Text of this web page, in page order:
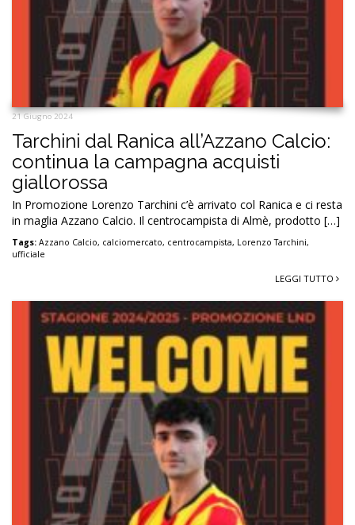
21 Giugno 2024
Tarchini dal Ranica all’Azzano Calcio:
continua la campagna acquisti
giallorossa
In Promozione Lorenzo Tarchini c’è arrivato col Ranica e ci resta
in maglia Azzano Calcio. Il centrocampista di Almè, prodotto […]
Tags: Azzano Calcio, calciomercato, centrocampista, Lorenzo Tarchini,
ufficiale
LEGGI TUTTO